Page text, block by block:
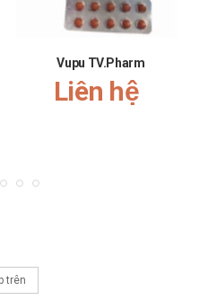
bạn ngày mới vui vẻ!”
Vupu TV.Pharm
Liên hệ
trên